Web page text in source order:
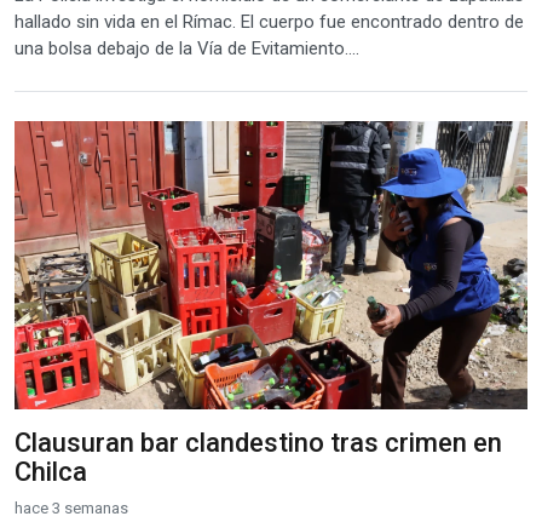
hallado sin vida en el Rímac. El cuerpo fue encontrado dentro de
una bolsa debajo de la Vía de Evitamiento....
Clausuran bar clandestino tras crimen en
Chilca
hace 3 semanas